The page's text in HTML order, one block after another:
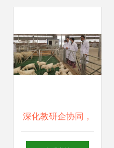
销售的奉献之路
深化教研企协同，
共拓畜牧发展新局